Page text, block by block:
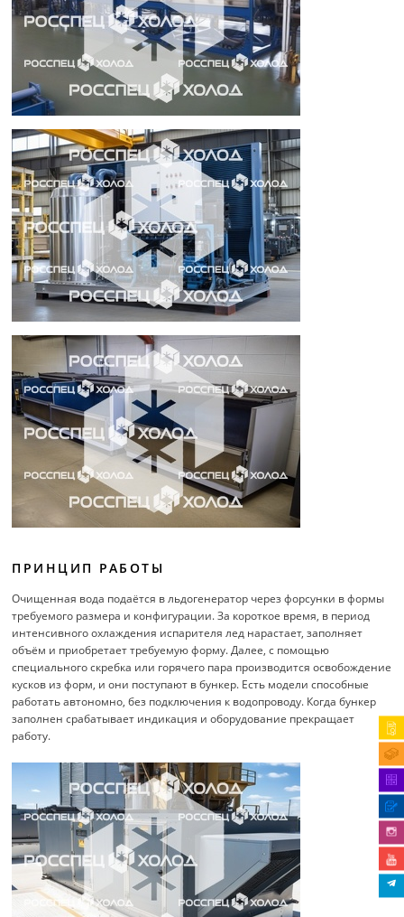
ПРИНЦИП РАБОТЫ
Очищенная вода подаётся в льдогенератор через форсунки в формы
требуемого размера и конфигурации. За короткое время, в период
интенсивного охлаждения испарителя лед нарастает, заполняет
объём и приобретает требуемую форму. Далее, с помощью
специального скребка или горячего пара производится освобождение
кусков из форм, и они поступают в бункер. Есть модели способные
работать автономно, без подключения к водопроводу. Когда бункер
заполнен срабатывает индикация и оборудование прекращает
работу.